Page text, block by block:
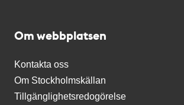
Om webbplatsen
Kontakta oss
Om Stockholmskällan
Tillgänglighetsredogörelse